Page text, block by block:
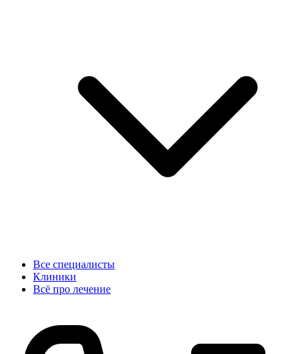
Все специалисты
Клиники
Всё про лечение